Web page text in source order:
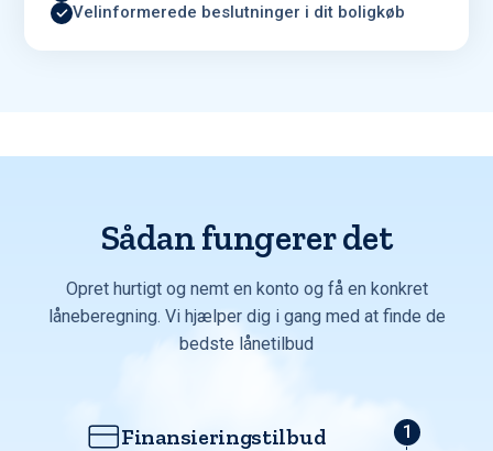
Velinformerede beslutninger i dit boligkøb
Sådan fungerer det
Opret hurtigt og nemt en konto og få en konkret
låneberegning. Vi hjælper dig i gang med at finde de
bedste lånetilbud
Finansieringstilbud